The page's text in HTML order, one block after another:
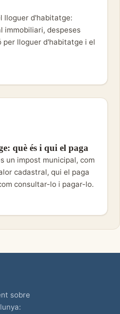
lloguer d'habitatge:
immobiliari, despeses
per lloguer d'habitatge i el
què és i qui el paga
un impost municipal, com
cadastral, qui el paga
consultar-lo i pagar-lo.
sobre